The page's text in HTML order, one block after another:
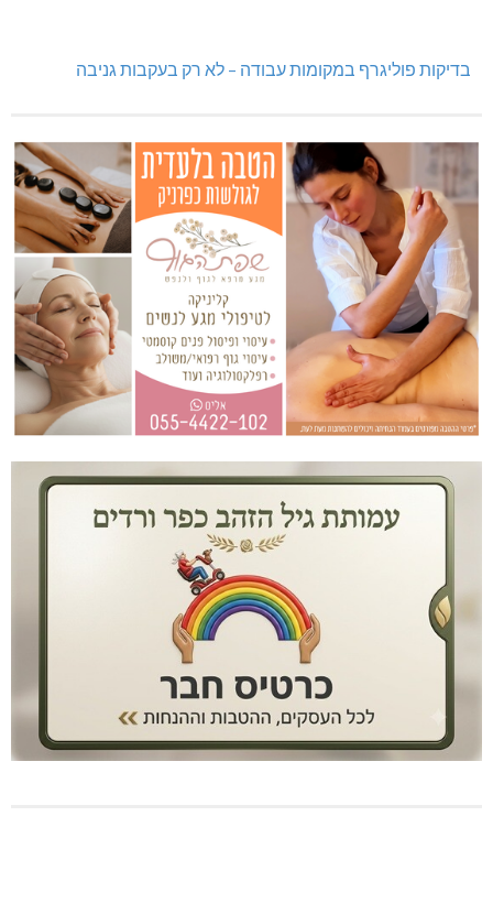
בדיקות פוליגרף במקומות עבודה – לא רק בעקבות גניבה